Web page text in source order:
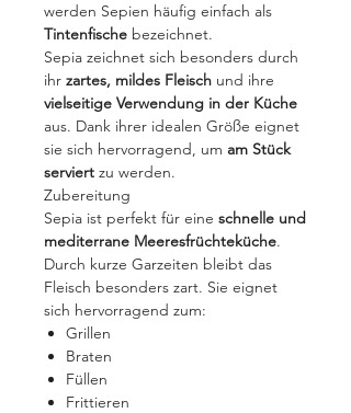
werden Sepien häufig einfach als
Tintenfische bezeichnet.
Sepia zeichnet sich besonders durch
ihr zartes, mildes Fleisch und ihre
vielseitige Verwendung in der Küche
aus. Dank ihrer idealen Größe eignet
sie sich hervorragend, um am Stück
serviert zu werden.
Zubereitung
Sepia ist perfekt für eine schnelle und
mediterrane Meeresfrüchteküche.
Durch kurze Garzeiten bleibt das
Fleisch besonders zart. Sie eignet
sich hervorragend zum:
Grillen
Braten
Füllen
Frittieren